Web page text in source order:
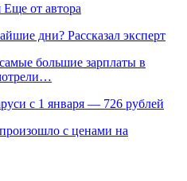
Еще от автора
дни? Рассказал эксперт
большие зарплаты в
с 1 января — 726 рублей
с ценами на